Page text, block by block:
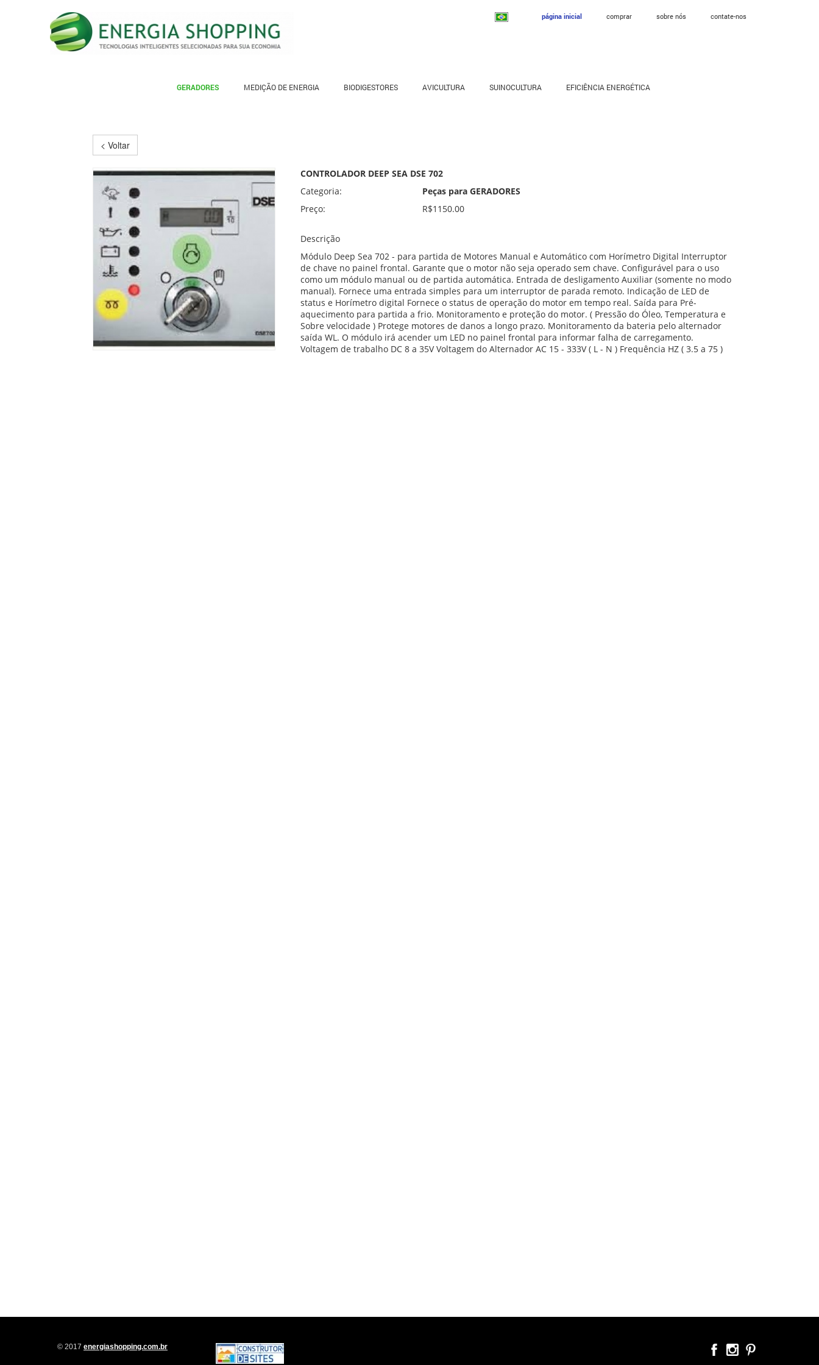
página inicial comprar sobre nós contate-nos
GERADORES MEDIÇÃO DE ENERGIA BIODIGESTORES AVICULTURA SUINOCULTURA EFICIÊNCIA ENERGÉTICA
< Voltar
CONTROLADOR DEEP SEA DSE 702
Categoria:
Peças para GERADORES
Preço:
R$1150.00
Descrição
Módulo Deep Sea 702 - para partida de Motores Manual e Automático com Horímetro Digital Interruptor
de chave no painel frontal. Garante que o motor não seja operado sem chave. Configurável para o uso
como um módulo manual ou de partida automática. Entrada de desligamento Auxiliar (somente no modo
manual). Fornece uma entrada simples para um interruptor de parada remoto. Indicação de LED de
status e Horímetro digital Fornece o status de operação do motor em tempo real. Saída para Pré-
aquecimento para partida a frio. Monitoramento e proteção do motor. ( Pressão do Óleo, Temperatura e
Sobre velocidade ) Protege motores de danos a longo prazo. Monitoramento da bateria pelo alternador
saída WL. O módulo irá acender um LED no painel frontal para informar falha de carregamento.
Voltagem de trabalho DC 8 a 35V Voltagem do Alternador AC 15 - 333V ( L - N ) Frequência HZ ( 3.5 a 75 )
© 2017 energiashopping.com.br